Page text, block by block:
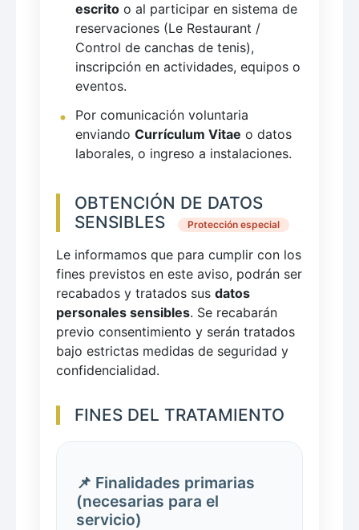
escrito o al participar en sistema de
reservaciones (Le Restaurant /
Control de canchas de tenis),
inscripción en actividades, equipos o
eventos.
Por comunicación voluntaria
enviando Currículum Vitae o datos
laborales, o ingreso a instalaciones.
OBTENCIÓN DE DATOS
SENSIBLES
Protección especial
Le informamos que para cumplir con los
fines previstos en este aviso, podrán ser
recabados y tratados sus datos
personales sensibles. Se recabarán
previo consentimiento y serán tratados
bajo estrictas medidas de seguridad y
confidencialidad.
FINES DEL TRATAMIENTO
📌 Finalidades primarias
(necesarias para el
servicio)